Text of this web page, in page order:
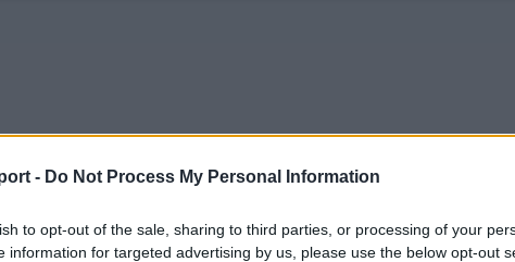
- Do Not Process My Personal Information
to opt-out of the sale, sharing to third parties, or processing of your
information for targeted advertising by us, please use the below opt-out